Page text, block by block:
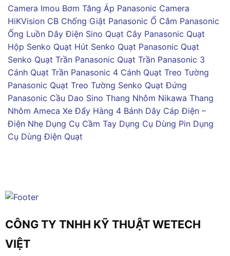
Camera Imou Bơm Tăng Áp Panasonic Camera
HiKVision CB Chống Giật Panasonic Ổ Cắm Panasonic
Ống Luồn Dây Điện Sino Quạt Cây Panasonic Quạt
Hộp Senko Quạt Hút Senko Quạt Panasonic Quạt
Senko Quạt Trần Panasonic Quạt Trần Panasonic 3
Cánh Quạt Trần Panasonic 4 Cánh Quạt Treo Tường
Panasonic Quạt Treo Tường Senko Quạt Đứng
Panasonic Cầu Dao Sino Thang Nhôm Nikawa Thang
Nhôm Ameca Xe Đẩy Hàng 4 Bánh Dây Cáp Điện –
Điện Nhẹ Dụng Cụ Cầm Tay Dụng Cụ Dùng Pin Dụng
Cụ Dùng Điện Quạt
CÔNG TY TNHH KỸ THUẬT WETECH
VIỆT